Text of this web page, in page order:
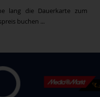
lang die Dauerkarte zum
buchen ...